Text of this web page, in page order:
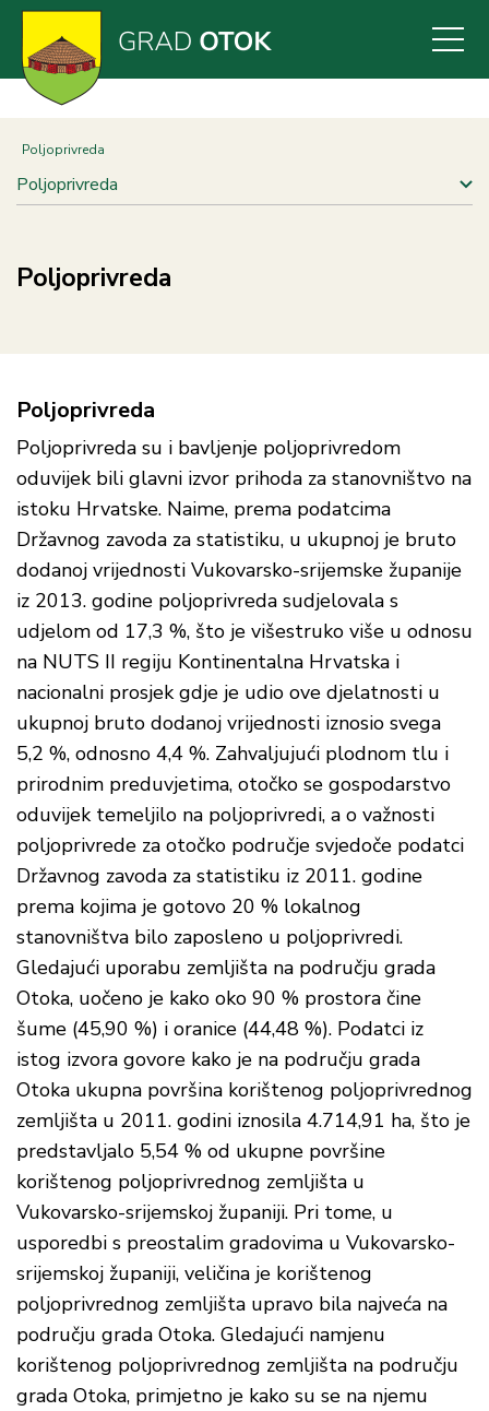
Skoči
glavni
sadržaj
Poljoprivreda
Poljoprivreda
Poljoprivreda
Poljoprivreda
Poljoprivreda su i bavljenje poljoprivredom
oduvijek bili glavni izvor prihoda za stanovništvo na
istoku Hrvatske. Naime, prema podatcima
Državnog zavoda za statistiku, u ukupnoj je bruto
dodanoj vrijednosti Vukovarsko-srijemske županije
iz 2013. godine poljoprivreda sudjelovala s
udjelom od 17,3 %, što je višestruko više u odnosu
na NUTS II regiju Kontinentalna Hrvatska i
nacionalni prosjek gdje je udio ove djelatnosti u
ukupnoj bruto dodanoj vrijednosti iznosio svega
5,2 %, odnosno 4,4 %. Zahvaljujući plodnom tlu i
prirodnim preduvjetima, otočko se gospodarstvo
oduvijek temeljilo na poljoprivredi, a o važnosti
poljoprivrede za otočko područje svjedoče podatci
Državnog zavoda za statistiku iz 2011. godine
prema kojima je gotovo 20 % lokalnog
stanovništva bilo zaposleno u poljoprivredi.
Gledajući uporabu zemljišta na području grada
Otoka, uočeno je kako oko 90 % prostora čine
šume (45,90 %) i oranice (44,48 %). Podatci iz
istog izvora govore kako je na području grada
Otoka ukupna površina korištenog poljoprivrednog
zemljišta u 2011. godini iznosila 4.714,91 ha, što je
predstavljalo 5,54 % od ukupne površine
korištenog poljoprivrednog zemljišta u
Vukovarsko-srijemskoj županiji. Pri tome, u
usporedbi s preostalim gradovima u Vukovarsko-
srijemskoj županiji, veličina je korištenog
poljoprivrednog zemljišta upravo bila najveća na
području grada Otoka. Gledajući namjenu
korištenog poljoprivrednog zemljišta na području
grada Otoka, primjetno je kako su se na njemu